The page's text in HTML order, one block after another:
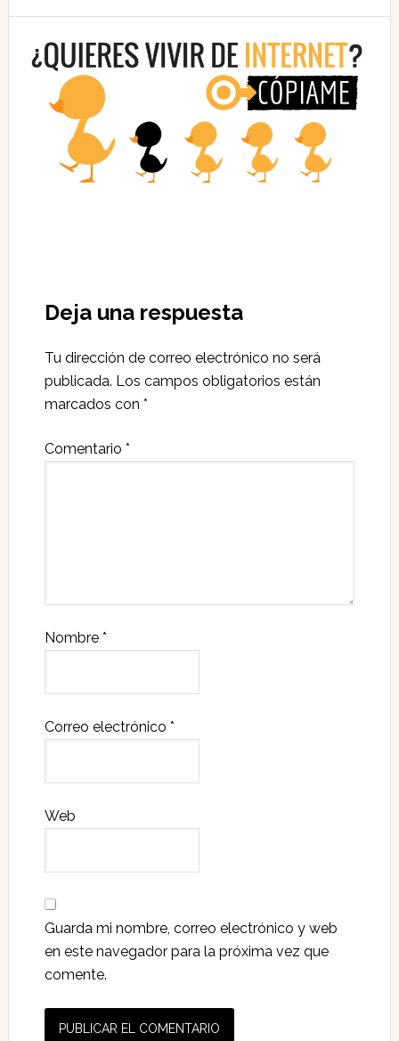
Deja una respuesta
Tu dirección de correo electrónico no será
publicada. Los campos obligatorios están
marcados con *
Comentario *
Nombre *
Correo electrónico *
Web
Guarda mi nombre, correo electrónico y web
en este navegador para la próxima vez que
comente.